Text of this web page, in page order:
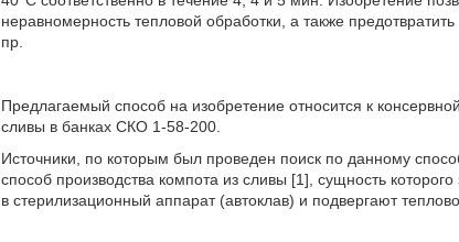
неравномерность тепловой обработки, а также
пр.
Предлагаемый способ на изобретение относится к
сливы в банках СКО 1-58-200.
Источники, по которым был проведен поиск по данному
способ производства компота из сливы [1], сущность
в стерилизационный аппарат (автоклав) и подвергают